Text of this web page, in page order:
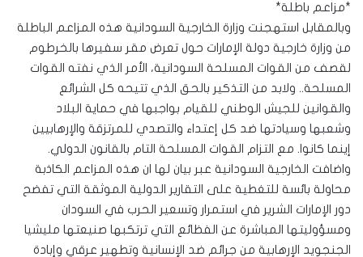
*مزاعم باطلة*
وبالمقابل استهجنت وزارة الخارجية السودانية هذه المزاعم الباطلة
من وزارة خارجية دولة الإمارات حول تعرض مقر سفيرها بالخرطوم
لقصف من القوات المسلحة السودانية، الأمر الذي نفته القوات
المسلحة.. ولابد من التذكير بالحق الذي تتيحه كل الشرائع
والقوانين للجيش الوطني للقيام بواجبها في حماية البلاد
وشعبها وسيادتها ضد كل إعتداء والتصدي للمرتزقة والإرهابيين
إينما كانوا. مع التزام القوات المسلحة التام بالقانون الدولي.
واضافت الخارجية السودانية عبر بيان لها ان هذه المزاعم الكاذبة
محاولة بائسة للتغطية على التقارير الدولية الموثقة التي تفضح
دور الإمارات الشرير في استمرار وتسعير الحرب في السودان
ومسؤوليتها المباشرة عن الفظائع التي ترتكبها صنيعتها مليشيا
الجنجويد الإرهابية من جرائم ضد الإنسانية وتطهير عرقي وإبادة